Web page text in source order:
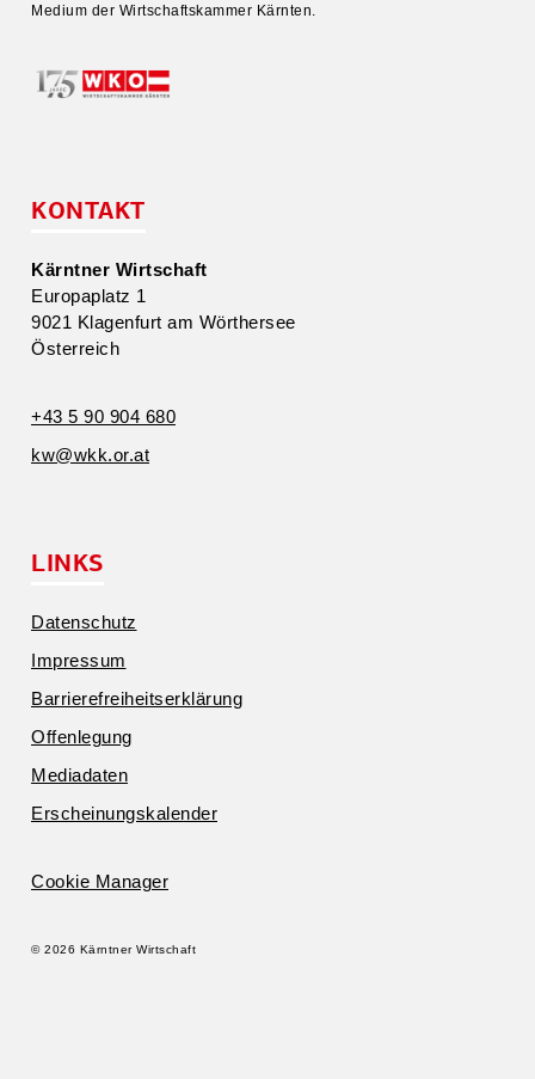
Medium der Wirtschafts­kammer Kärnten.
KONTAKT
Kärntner Wirtschaft
Europa­platz 1
9021 Klagenfurt am Wörthersee
Öster­reich
+43 5 90 904 680
kw@​wkk.​or.​at
LINKS
Daten­schutz
Impressum
Barrie­re­frei­heits­er­klärung
Offen­legung
Media­daten
Erschei­nungs­ka­lender
Cookie Manager
© 2026 Kärntner Wirtschaft